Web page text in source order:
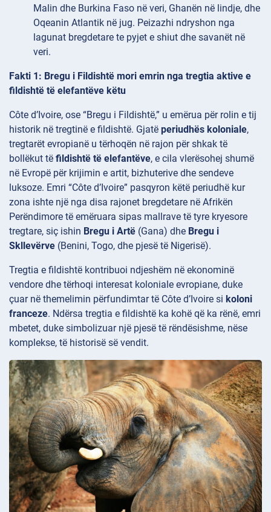
Malin dhe Burkina Faso në veri, Ghanën në lindje, dhe
Oqeanin Atlantik në jug. Peizazhi ndryshon nga
lagunat bregdetare te pyjet e shiut dhe savanët në
veri.
Fakti 1: Bregu i Fildishtë mori emrin nga tregtia aktive e
fildishtë të elefantëve këtu
Côte d’Ivoire, ose “Bregu i Fildishtë,” u emërua për rolin e tij
historik në tregtinë e fildishtë. Gjatë periudhës koloniale,
tregtarët evropianë u tërhoqën në rajon për shkak të
bollëkut të fildishtë të elefantëve, e cila vlerësohej shumë
në Evropë për krijimin e artit, bizhuterive dhe sendeve
luksoze. Emri “Côte d’Ivoire” pasqyron këtë periudhë kur
zona ishte një nga disa rajonet bregdetare në Afrikën
Perëndimore të emëruara sipas mallrave të tyre kryesore
tregtare, siç ishin Bregu i Artë (Gana) dhe Bregu i
Skllevërve (Benini, Togo, dhe pjesë të Nigerisë).
Tregtia e fildishtë kontribuoi ndjeshëm në ekonominë
vendore dhe tërhoqi interesat koloniale evropiane, duke
çuar në themelimin përfundimtar të Côte d’Ivoire si koloni
franceze. Ndërsa tregtia e fildishtë ka kohë që ka rënë, emri
mbetet, duke simbolizuar një pjesë të rëndësishme, nëse
komplekse, të historisë së vendit.